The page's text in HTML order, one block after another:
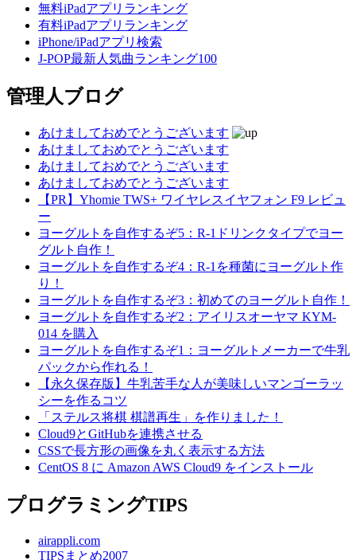
無料iPadアプリランキング
有料iPadアプリランキング
iPhone/iPadアプリ検索
J-POP最新人気曲ランキング100
管理人ブログ
あけましておめでとうございます
あけましておめでとうございます
あけましておめでとうございます
あけましておめでとうございます
【PR】Yhomie TWS+ ワイヤレスイヤフォン F9 レビュ
ー
ヨーグルトを自作するぞ5：R-1ドリンクタイプでヨー
グルト自作！
ヨーグルトを自作するぞ4：R-1を種菌にヨーグルト作
り！
ヨーグルトを自作するぞ3：初めてのヨーグルト自作！
ヨーグルトを自作するぞ2：アイリスオーヤマ KYM-
014 を購入
ヨーグルトを自作するぞ1：ヨーグルトメーカーで牛乳
パックから作れる！
【永久保存版】牛乳苦手な人が美味しいマンゴーラッ
シーを作るコツ
「ステルス将棋 棋譜再生」を作りました！
Cloud9とGitHubを連携させる
CSSで長方形の画像を丸く表示する方法
CentOS 8 に Amazon AWS Cloud9 をインストール
プログラミングTIPS
airappli.com
TIPSまとめ2007